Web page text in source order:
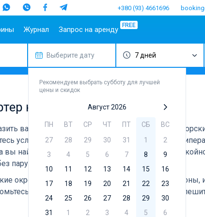
+380 (93) 4661696
Популярные
марины
Алимос Марина
Марина Далмация
Марина Баотич
Марина Мандалина
Марина Корнати
Марина Каштела
Дубровник
Марина Веруда
бренды
Hanse
Excess
Fountaine
Испания
Ибица
Майорка
Тенерифе
Португалия
Мадейра
Италия
Неаполь
Сардиния
Сицилия
Журнал Запрос на аренду FREE
Выберите дату
Рекомендуем выбрать субботу для лучшей
цены и скидок
Август 2026
ПН ВТ СР ЧТ ПТ СБ
ВС
27
28 29 30 31 1
2
3
4 5 6 7 8
9
10
11 12 13 14 15
16
17
18 19 20 21 22
23
24
25 26 27 28 29
30
31
1 2 3 4 5 6
7 дней
на Родосе
ваш отдых и насладиться незабываемыми
услугой бербоут чартера яхт на Родосе без
вы найдете предложения как для любителей
паруса.
окрестности Родоса с совершенно новой стороны,
с нашим огромным выбором суден и